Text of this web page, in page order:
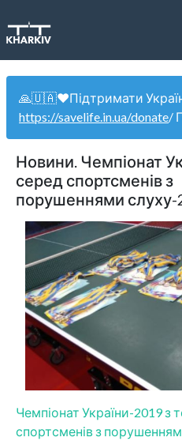
🙏🇺🇦❤️Підтримати
https://savelife.in.ua/donate/
Новини. Чемпіонат
серед спортсменів з
порушеннями слуху-
Чемпіонат України-2019 з
спортсменів з